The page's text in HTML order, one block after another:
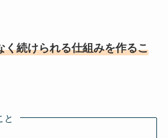
く続けられる仕組みを作るこ
と